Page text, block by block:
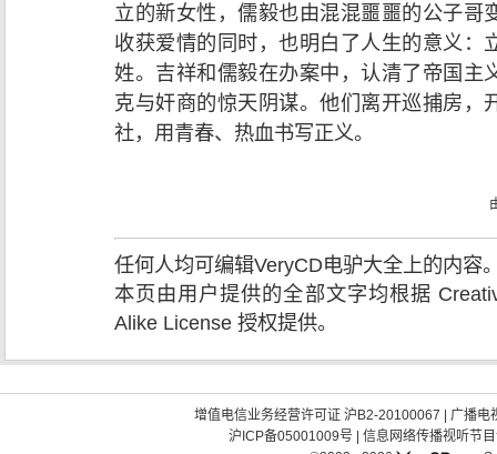
立的新女性，儒毅也由混混噩噩的公子哥
收获爱情的同时，也明白了人生的意义：
姓。吉祥和儒毅在办案中，认清了帝国主
克与奸商的惊天阴谋。他们离开巡捕房，
社，用青春、热血书写正义。
任何人均可编辑VeryCD电驴大全上的内容
本页由用户提供的全部文字均根据
Alike License 授权提供。
增值电信业务经营许可证 沪B2-20100067
广播电
沪ICP备05001009号| 信息网络传播视听节